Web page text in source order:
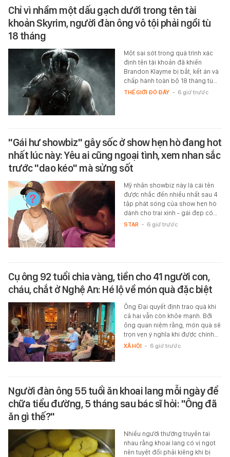
Chỉ vì nhầm một dấu gạch dưới trong tên tài
khoản Skyrim, người đàn ông vô tội phải ngồi tù
18 tháng
Một sai sót trong quá trình xác
định tên tài khoản đã khiến
Brandon Klayme bị bắt, kết án và
chấp hành toàn bộ 18 tháng tù…
THẾ GIỚI ĐÓ ĐÂY - 6 giờ trước
"Gái hư showbiz" gây sốc ở show hẹn hò đang hot
nhất lúc này: Yêu ai cũng ngoại tình, xem nhan sắc
trước "dao kéo" mà sửng sốt
Mỹ nhân showbiz này là cái tên
được nhắc đến nhiều nhất sau 4
tập phát sóng của show hẹn hò
dành cho trai xinh - gái đẹp có…
STAR - 6 giờ trước
Cụ ông 92 tuổi chia vàng, tiền cho 41 người con,
cháu, chắt ở Nghệ An: Hé lộ về món quà đặc biệt
Ông Đại quyết định trao quà khi
cả hai vẫn còn khỏe mạnh. Bởi
ông quan niệm rằng, món quà sẽ
trọn vẹn ý nghĩa khi được chính…
XÃ HỘI - 6 giờ trước
Người đàn ông 55 tuổi ăn khoai lang mỗi ngày để
chữa tiểu đường, 5 tháng sau bác sĩ hỏi: "Ông đã
ăn gì thế?"
Nhiều người thường truyền tai
nhau rằng khoai lang có vị ngọt
nên tuyệt đối phải kiêng khi bị